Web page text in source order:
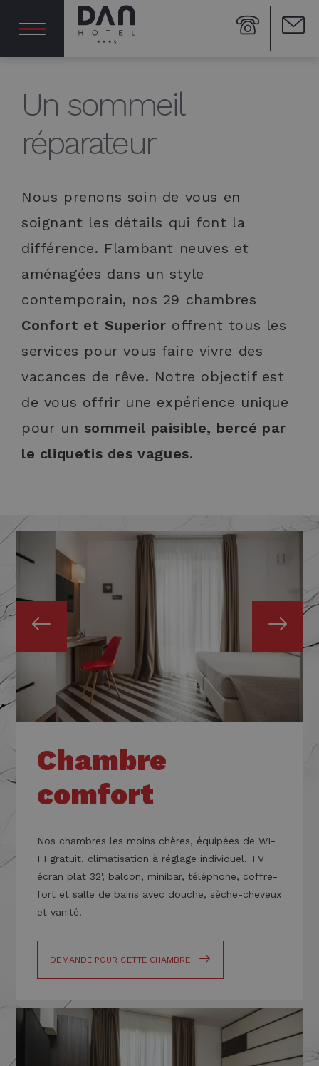
Un sommeil
réparateur
Nous prenons soin de vous en
soignant les détails qui font la
différence. Flambant neuves et
aménagées dans un style
contemporain, nos 29 chambres
Confort et Superior offrent tous les
services pour vous faire vivre des
vacances de rêve. Notre objectif est
de vous offrir une expérience unique
pour un sommeil paisible, bercé par
le cliquetis des vagues.
Chambre
comfort
Nos chambres les moins chères, équipées de WI-
FI gratuit, climatisation à réglage individuel, TV
écran plat 32', balcon, minibar, téléphone, coffre-
fort et salle de bains avec douche, sèche-cheveux
et vanité.
DEMANDE POUR CETTE CHAMBRE